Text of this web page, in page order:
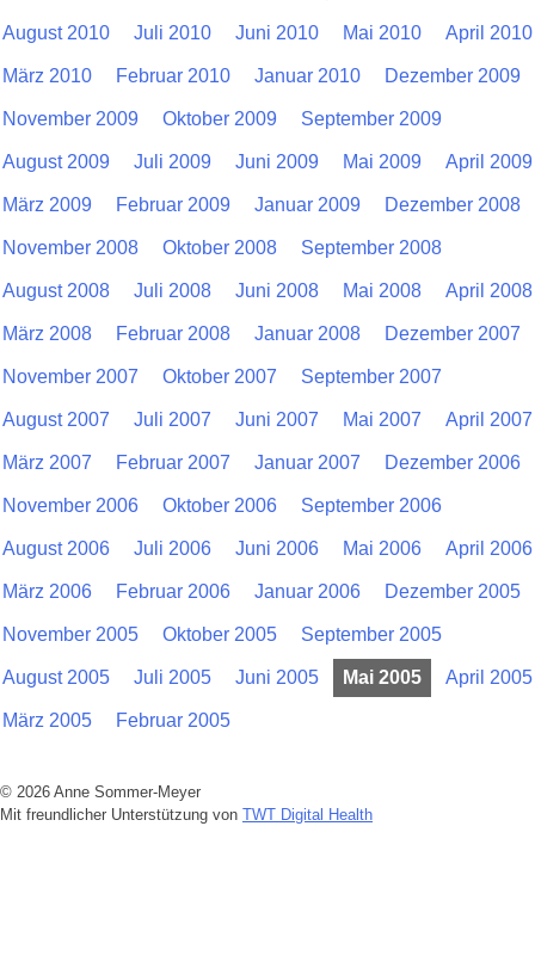
August 2010 Juli 2010 Juni 2010 Mai 2010 April 2010
März 2010 Februar 2010 Januar 2010 Dezember 2009
November 2009 Oktober 2009 September 2009
August 2009 Juli 2009 Juni 2009 Mai 2009 April 2009
März 2009 Februar 2009 Januar 2009 Dezember 2008
November 2008 Oktober 2008 September 2008
August 2008 Juli 2008 Juni 2008 Mai 2008 April 2008
März 2008 Februar 2008 Januar 2008 Dezember 2007
November 2007 Oktober 2007 September 2007
August 2007 Juli 2007 Juni 2007 Mai 2007 April 2007
März 2007 Februar 2007 Januar 2007 Dezember 2006
November 2006 Oktober 2006 September 2006
August 2006 Juli 2006 Juni 2006 Mai 2006 April 2006
März 2006 Februar 2006 Januar 2006 Dezember 2005
November 2005 Oktober 2005 September 2005
August 2005 Juli 2005 Juni 2005 Mai 2005 April 2005
März 2005 Februar 2005
© 2026 Anne Sommer-Meyer
Mit freundlicher Unterstützung von TWT Digital Health